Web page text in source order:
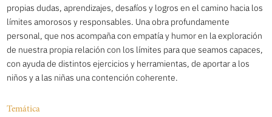
propias dudas, aprendizajes, desafíos y logros en el camino hacia los
límites amorosos y responsables. Una obra profundamente
personal, que nos acompaña con empatía y humor en la exploración
de nuestra propia relación con los límites para que seamos capaces,
con ayuda de distintos ejercicios y herramientas, de aportar a los
niños y a las niñas una contención coherente.
Temática